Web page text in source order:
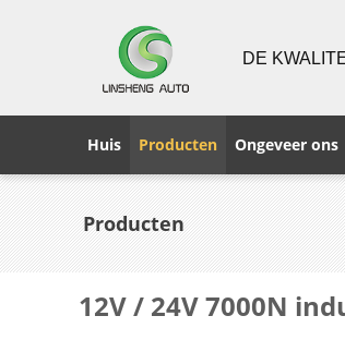
DE
Huis Producten Ongeveer ons
Producten
12V / 24V 7000N